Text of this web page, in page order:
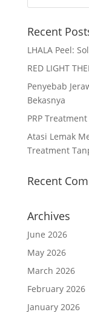
Recent
LHALA Peel:
RED LIGHT
Penyebab
Bekasnya
PRP
Atasi Lemak
Treatment
Recent
Archives
June 2026
May 2026
March 2026
February 2026
January 2026